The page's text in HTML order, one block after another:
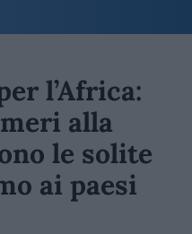
l’Africa:
alla
le solite
ai paesi